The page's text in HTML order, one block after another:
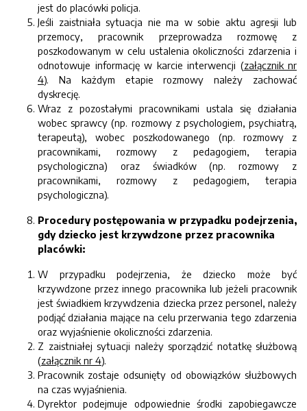
jest do placówki policja.
Jeśli zaistniała sytuacja nie ma w sobie aktu agresji lub
przemocy, pracownik przeprowadza rozmowę z
poszkodowanym w celu ustalenia okoliczności zdarzenia i
odnotowuje informację w karcie interwencji (załącznik nr
4). Na każdym etapie rozmowy należy zachować
dyskrecję.
Wraz z pozostałymi pracownikami ustala się działania
wobec sprawcy (np. rozmowy z psychologiem, psychiatrą,
terapeutą), wobec poszkodowanego (np. rozmowy z
pracownikami, rozmowy z pedagogiem, terapia
psychologiczna) oraz świadków (np. rozmowy z
pracownikami, rozmowy z pedagogiem, terapia
psychologiczna).
Procedury postępowania w przypadku podejrzenia,
gdy dziecko jest krzywdzone przez pracownika
placówki:
W przypadku podejrzenia, że dziecko może być
krzywdzone przez innego pracownika lub jeżeli pracownik
jest świadkiem krzywdzenia dziecka przez personel, należy
podjąć działania mające na celu przerwania tego zdarzenia
oraz wyjaśnienie okoliczności zdarzenia.
Z zaistniałej sytuacji należy sporządzić notatkę służbową
(załącznik nr 4).
Pracownik zostaje odsunięty od obowiązków służbowych
na czas wyjaśnienia.
Dyrektor podejmuje odpowiednie środki zapobiegawcze